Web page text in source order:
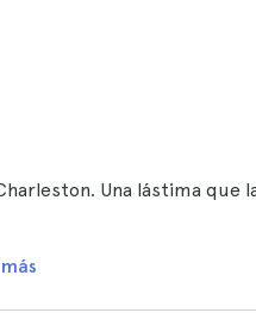
Una lástima que